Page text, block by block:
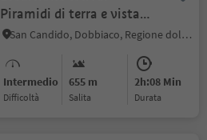
Piramidi di terra e vista
alle Tre Cime
San Candido, Dobbiaco, Regione dolomitica 3 Cime
Intermedio
Difficoltà
655 m
Salita
2h:08 Min
durata